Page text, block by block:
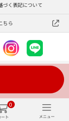
0
づく表記について
ちら